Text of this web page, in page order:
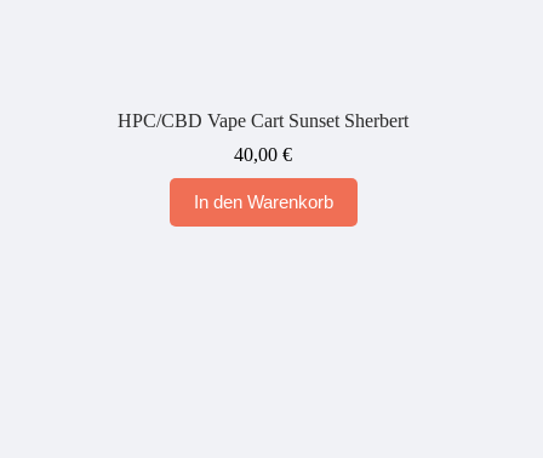
HPC/CBD Vape Cart Sunset Sherbert
40,00€
In den Warenkorb